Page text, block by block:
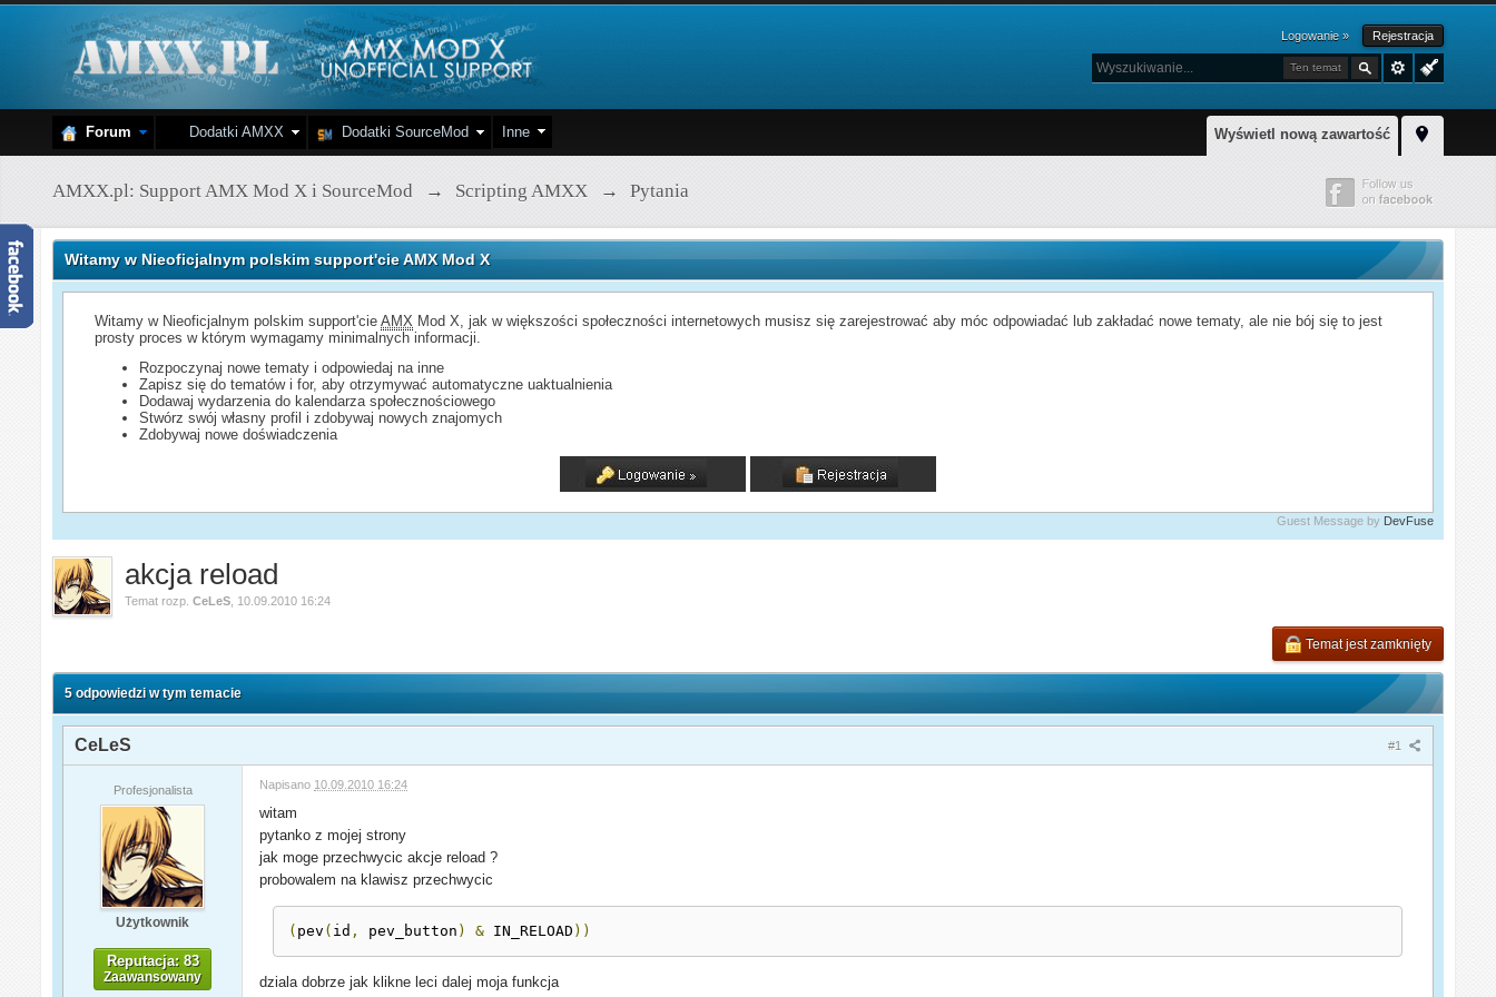
Logowanie » Rejestracja
Ten temat
Wyświetl nową zawartość
Forum Dodatki AMXX Dodatki SourceMod Inne
AMXX.pl: Support AMX Mod X i SourceMod → Scripting AMXX → Pytania
Witamy w Nieoficjalnym polskim support'cie AMX Mod X
Witamy w Nieoficjalnym polskim support'cieAMX Mod X, jak w większości społeczności internetowych musisz się zarejestrować aby móc odpowiadać lub zakładać nowe tematy, ale nie bój się to jest
prosty proces w którym wymagamy minimalnych informacji.
Rozpoczynaj nowe tematy i odpowiedaj na inne
Zapisz się do tematów i for, aby otrzymywać automatyczne uaktualnienia
Dodawaj wydarzenia do kalendarza społecznościowego
Stwórz swój własny profil i zdobywaj nowych znajomych
Zdobywaj nowe doświadczenia
Guest Message by DevFuse
akcja reload
Temat rozp.CeLeS 10.09.2010 16:24
Temat jest zamknięty
5 odpowiedzi w tym temacie
#1
CeLeS
Profesjonalista
Użytkownik
Reputacja: 83
Zaawansowany
Napisano 10.09.2010 16:24
witam
pytanko z mojej strony
jak moge przechwycic akcje reload ?
probowalem na klawisz przechwycic
( pev ( id , pev_button ) & IN_RELOAD ))
dziala dobrze jak klikne leci dalej moja funkcja